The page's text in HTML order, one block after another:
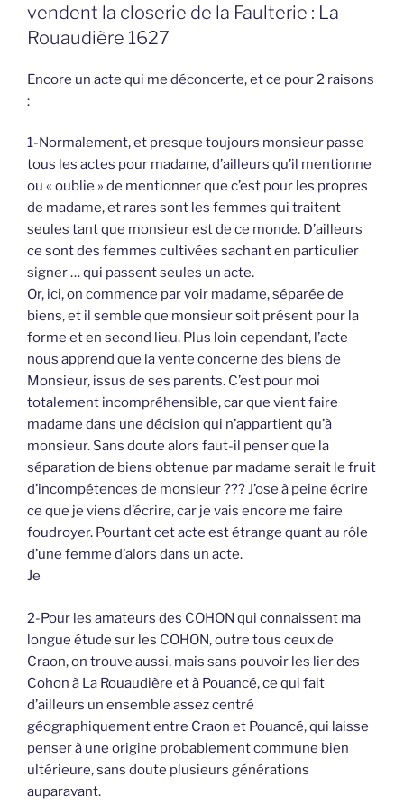
vendent la closerie de la Faulterie : La
Rouaudière 1627
Encore un acte qui me déconcerte, et ce pour 2 raisons
:
1-Normalement, et presque toujours monsieur passe
tous les actes pour madame, d’ailleurs qu’il mentionne
ou « oublie » de mentionner que c’est pour les propres
de madame, et rares sont les femmes qui traitent
seules tant que monsieur est de ce monde. D’ailleurs
ce sont des femmes cultivées sachant en particulier
signer … qui passent seules un acte.
Or, ici, on commence par voir madame, séparée de
biens, et il semble que monsieur soit présent pour la
forme et en second lieu. Plus loin cependant, l’acte
nous apprend que la vente concerne des biens de
Monsieur, issus de ses parents. C’est pour moi
totalement incompréhensible, car que vient faire
madame dans une décision qui n’appartient qu’à
monsieur. Sans doute alors faut-il penser que la
séparation de biens obtenue par madame serait le fruit
d’incompétences de monsieur ??? J’ose à peine écrire
ce que je viens d’écrire, car je vais encore me faire
foudroyer. Pourtant cet acte est étrange quant au rôle
d’une femme d’alors dans un acte.
Je
2-Pour les amateurs des COHON qui connaissent ma
longue étude sur les COHON, outre tous ceux de
Craon, on trouve aussi, mais sans pouvoir les lier des
Cohon à La Rouaudière et à Pouancé, ce qui fait
d’ailleurs un ensemble assez centré
géographiquement entre Craon et Pouancé, qui laisse
penser à une origine probablement commune bien
ultérieure, sans doute plusieurs générations
auparavant.